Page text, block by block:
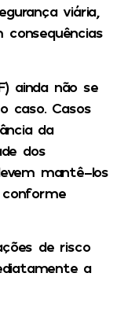
viária,
consequências
ainda não se
caso. Casos
da
dos
mantê-los
de risco
a